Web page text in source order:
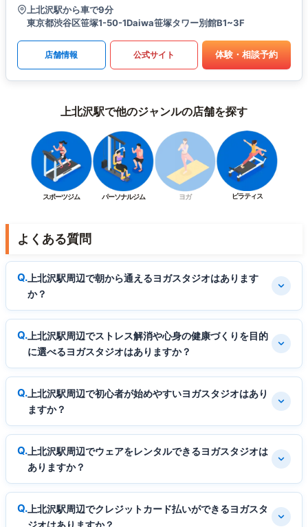
上北沢駅から車で9分
東京都渋谷区笹塚1-50-1Daiwa笹塚タワー別館B1~3F
店舗情報 公式サイト 体験・相談予約
上北沢駅で他のジャンルの店舗を探す
スポーツジム パーソナルジム ヨガ ピラティス
よくある質問
上北沢駅周辺で朝から通えるヨガスタジオはあります
か？
上北沢駅周辺でストレス解消や心身の健康づくりを目的
に選べるヨガスタジオはありますか？
上北沢駅周辺で初心者が始めやすいヨガスタジオはあり
ますか？
上北沢駅周辺でウェアをレンタルできるヨガスタジオは
ありますか？
上北沢駅周辺でクレジットカード払いができるヨガスタ